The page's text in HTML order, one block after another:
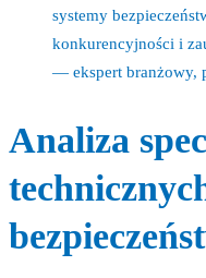
systemy
konkurencyjności i
— ekspert branżowy,
Analiza